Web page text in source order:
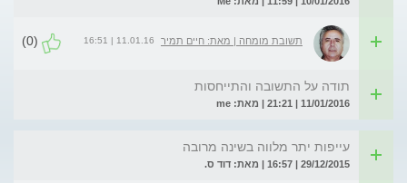
תשובת מומחה | מאת: חיים תמיר 11.01.16 | 16:51
(0)
תודה על התשובה והתייחסות
11/01/2016 | 21:21 | מאת: me
עייפות יתר מלווה בשינה מרובה
29/12/2015 | 16:57 | מאת: דוד ס.